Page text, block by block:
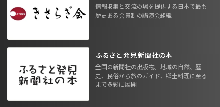
情報収集と交流の場を提供する日本で最も
歴史ある会員制の講演会組織
ふるさと発見 新聞社の本
全国の新聞社の出版物。地域の自然、歴
史、民俗から旅のガイド、郷土料理に至る
まで多彩に展開